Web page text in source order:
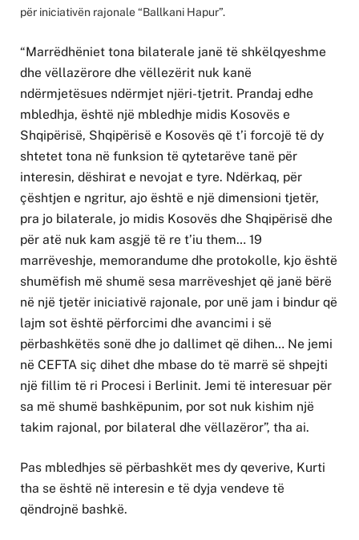
për iniciativën rajonale “Ballkani Hapur”.
“Marrëdhëniet tona bilaterale janë të shkëlqyeshme
dhe vëllazërore dhe vëllezërit nuk kanë
ndërmjetësues ndërmjet njëri-tjetrit. Prandaj edhe
mbledhja, është një mbledhje midis Kosovës e
Shqipërisë, Shqipërisë e Kosovës që t’i forcojë të dy
shtetet tona në funksion të qytetarëve tanë për
interesin, dëshirat e nevojat e tyre. Ndërkaq, për
çështjen e ngritur, ajo është e një dimensioni tjetër,
pra jo bilaterale, jo midis Kosovës dhe Shqipërisë dhe
për atë nuk kam asgjë të re t’iu them… 19
marrëveshje, memorandume dhe protokolle, kjo është
shumëfish më shumë sesa marrëveshjet që janë bërë
në një tjetër iniciativë rajonale, por unë jam i bindur që
lajm sot është përforcimi dhe avancimi i së
përbashkëtës sonë dhe jo dallimet që dihen… Ne jemi
në CEFTA siç dihet dhe mbase do të marrë së shpejti
një fillim të ri Procesi i Berlinit. Jemi të interesuar për
sa më shumë bashkëpunim, por sot nuk kishim një
takim rajonal, por bilateral dhe vëllazëror”, tha ai.
Pas mbledhjes së përbashkët mes dy qeverive, Kurti
tha se është në interesin e të dyja vendeve të
qëndrojnë bashkë.